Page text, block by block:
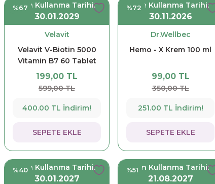
%67Son Kullanma Tarihi:
30.01.2029
Velavit
Velavit V-Biotin 5000
Vitamin B7 60 Tablet
199,00 TL
599,00 TL
400.00 TL İndirim!
SEPETE EKLE
%72Son Kullanma Tarihi:
30.11.2026
Dr.Wellbec
Hemo - X Krem 100 ml
99,00 TL
350,00 TL
251.00 TL İndirim!
SEPETE EKLE
%40Son Kullanma Tarihi:
30.01.2027
%51Son Kullanma Tarihi:
21.08.2027